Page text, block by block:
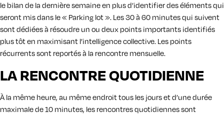
le bilan de la dernière semaine en plus d’identifier des éléments qui
seront mis dans le « Parking lot ». Les 30 à 60 minutes qui suivent
sont dédiées à résoudre un ou deux points importants identifiés
plus tôt en maximisant l’intelligence collective. Les points
récurrents sont reportés à la rencontre mensuelle.
LA RENCONTRE QUOTIDIENNE
À la même heure, au même endroit tous les jours et d’une durée
maximale de 10 minutes, les rencontres quotidiennes sont